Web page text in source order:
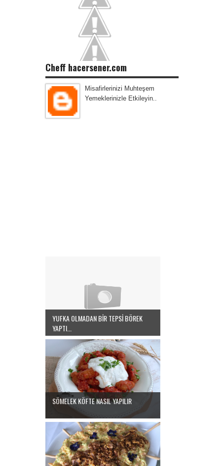
Cheff hacersener.com
Misafirlerinizi Muhteşem
Yemeklerinizle Etkileyin..
YUFKA OLMADAN BİR TEPSİ BÖREK
YAPTI...
SÖMELEK KÖFTE NASIL YAPILIR